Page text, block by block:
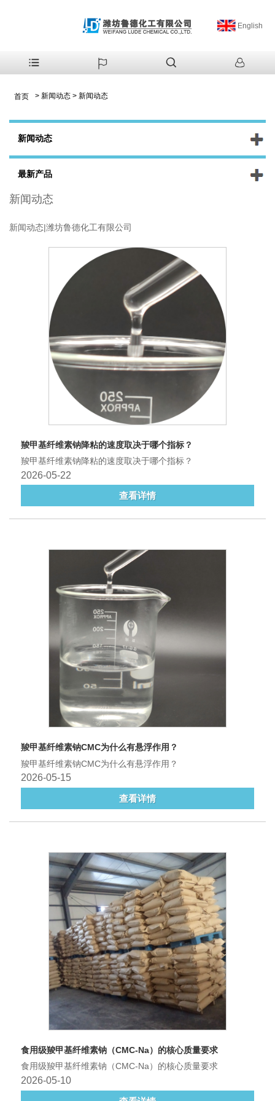
English
首页 > 新闻动态 > 新闻动态
新闻动态
最新产品
新闻动态
新闻动态|潍坊鲁德化工有限公司
羧甲基纤维素钠降粘的速度取决于哪个指标？
羧甲基纤维素钠降粘的速度取决于哪个指标？
2026-05-22
查看详情
羧甲基纤维素钠CMC为什么有悬浮作用？
羧甲基纤维素钠CMC为什么有悬浮作用？
2026-05-15
查看详情
食用级羧甲基纤维素钠（CMC-Na）的核心质量要求
食用级羧甲基纤维素钠（CMC-Na）的核心质量要求
2026-05-10